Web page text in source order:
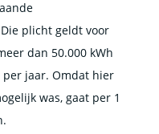
plicht geldt voor
dan 50.000 kWh
per jaar. Omdat hier
was, gaat per 1